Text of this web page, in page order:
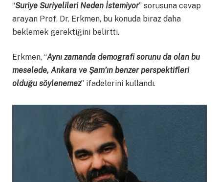
“Suriye Suriyelileri Neden İstemiyor” sorusuna cevap
arayan Prof. Dr. Erkmen, bu konuda biraz daha
beklemek gerektiğini belirtti.
Erkmen, “Aynı zamanda demografi sorunu da olan bu
meselede, Ankara ve Şam’ın benzer perspektifleri
olduğu söylenemez” ifadelerini kullandı.